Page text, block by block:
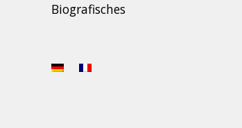
Biografisches